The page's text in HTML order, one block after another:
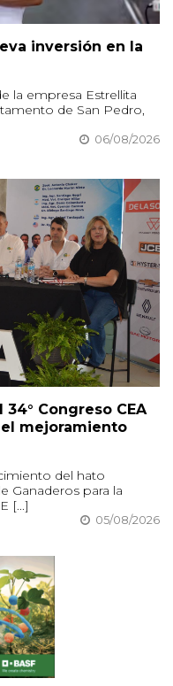
inversión en la
la empresa Estrellita
de San Pedro,
06/08/2026
Congreso CEA
mejoramiento
del hato
Ganaderos para la
[...]
05/08/2026